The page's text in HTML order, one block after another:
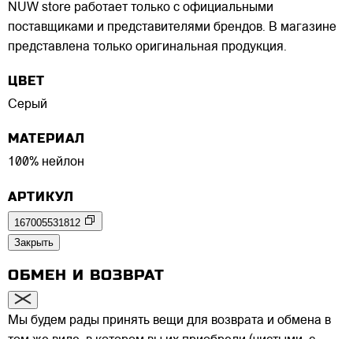
NUW store работает только с официальными
поставщиками и представителями брендов. В магазине
представлена только оригинальная продукция.
ЦВЕТ
Серый
МАТЕРИАЛ
100% нейлон
АРТИКУЛ
167005531812
Закрыть
ОБМЕН И ВОЗВРАТ
Мы будем рады принять вещи для возврата и обмена в